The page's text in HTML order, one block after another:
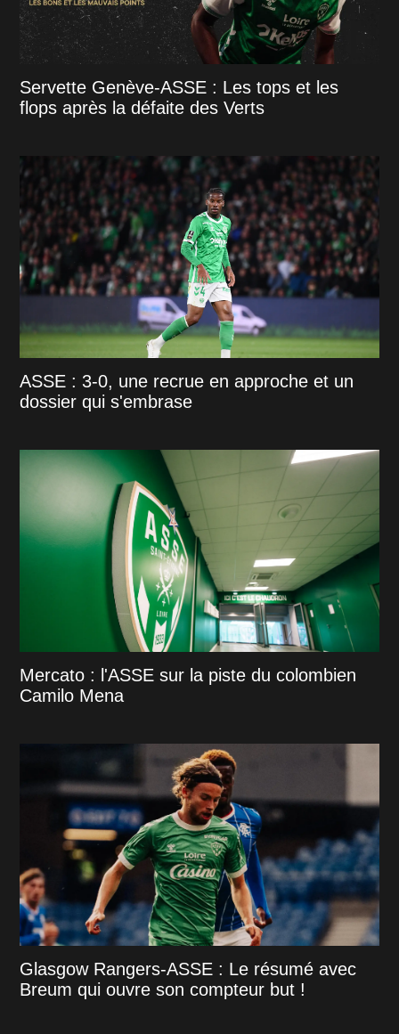
Servette Genève-ASSE : Les tops et les
flops après la défaite des Verts
ASSE : 3-0, une recrue en approche et un
dossier qui s'embrase
Mercato : l'ASSE sur la piste du colombien
Camilo Mena
Glasgow Rangers-ASSE : Le résumé avec
Breum qui ouvre son compteur but !